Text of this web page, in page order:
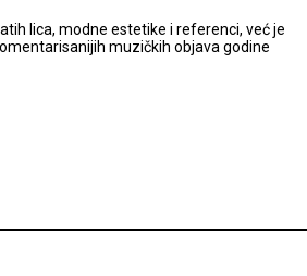
lica, modne estetike i referenci, već je
muzičkih objava godine